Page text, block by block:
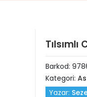
Barkod:
Kategori:
Yazar: